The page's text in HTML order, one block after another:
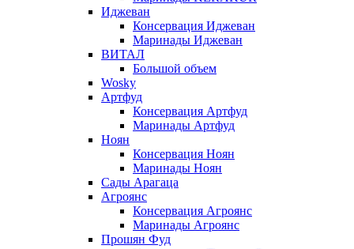
Иджеван
Консервация Иджеван
Маринады Иджеван
ВИТАЛ
Большой объем
Wosky
Артфуд
Консервация Артфуд
Маринады Артфуд
Ноян
Консервация Ноян
Маринады Ноян
Сады Арагаца
Агроянс
Консервация Агроянс
Маринады Агроянс
Прошян Фуд